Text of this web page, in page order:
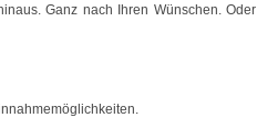
Ganz nach Ihren Wünschen. Oder